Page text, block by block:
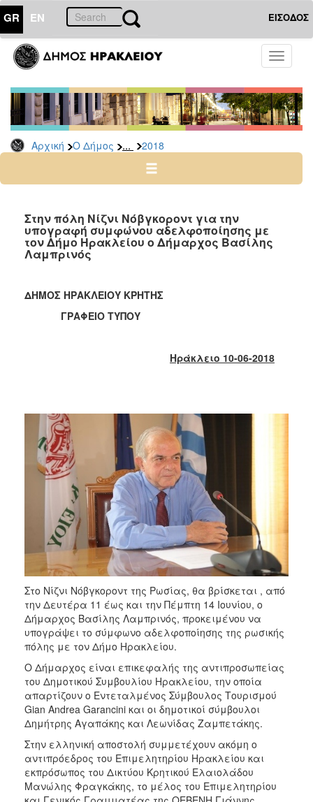
GR EN ΕΙΣΟΔΟΣ
Toggle
Αρχική Ο Δήμος ... 2018
ΔΗΜΟΣ
Δελτία
Τύπου
Αρχείο
2026
2024
2022
2021
2019
2018
2012
2011
2010
2006
ΠΟΛΙΤΙΣΜΟΣ
ΑΝΘΕΚΤΙΚΗ
ΠΟΛΗ
Στην πόλη Νίζνι Νόβγκοροντ για την
υπογραφή συμφώνου αδελφοποίησης με
τον Δήμο Ηρακλείου ο Δήμαρχος Βασίλης
Λαμπρινός
ΔΗΜΟΣ ΗΡΑΚΛΕΙΟΥ ΚΡΗΤΗΣ
ΓΡΑΦΕΙΟ ΤΥΠΟΥ
Ηράκλειο 10-06-2018
Στο Νίζνι Νόβγκοροντ της Ρωσίας, θα βρίσκεται , από
την Δευτέρα 11 έως και την Πέμπτη 14 Ιουνίου, ο
Δήμαρχος Βασίλης Λαμπρινός, προκειμένου να
υπογράψει το σύμφωνο αδελφοποίησης της ρωσικής
πόλης με τον Δήμο Ηρακλείου.
Ο Δήμαρχος είναι επικεφαλής της αντιπροσωπείας
του Δημοτικού Συμβουλίου Ηρακλείου, την οποία
απαρτίζουν ο Εντεταλμένος Σύμβουλος Τουρισμού
Gian Andrea Garancini και οι δημοτικοί σύμβουλοι
Δημήτρης Αγαπάκης και Λεωνίδας Ζαμπετάκης.
Στην ελληνική αποστολή συμμετέχουν ακόμη ο
αντιπρόεδρος του Επιμελητηρίου Ηρακλείου και
εκπρόσωπος του Δικτύου Κρητικού Ελαιολάδου
Μανώλης Φραγκάκης, το μέλος του Επιμελητηρίου